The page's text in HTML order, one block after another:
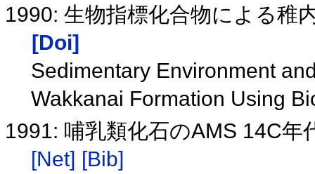
1990: 生物指標化合物による稚
[Doi]
Sedimentary Environment
Wakkanai Formation Using
1991: 哺乳類化石のAMS 14C
[Net] [Bib]